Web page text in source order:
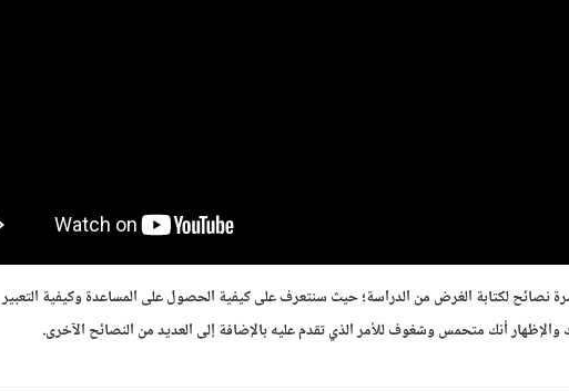
نصائح لكتابة الغرض من الدراسة؛ حيث سنتعرف على كيفية الحصول على المساعدة وكيفية التعبير
أنك متحمس وشغوف للأمر الذي تقدم عليه بالإضافة إلى العديد من النصائح الآخرى.